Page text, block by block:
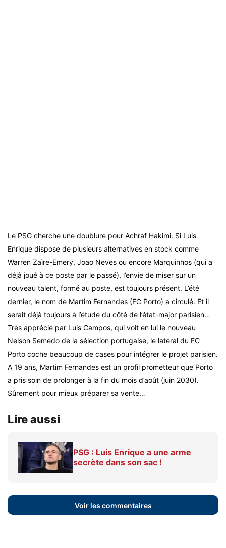
Le PSG cherche une doublure pour Achraf Hakimi. Si Luis
Enrique dispose de plusieurs alternatives en stock comme
Warren Zaïre-Emery, Joao Neves ou encore Marquinhos (qui a
déjà joué à ce poste par le passé), l’envie de miser sur un
nouveau talent, formé au poste, est toujours présent. L’été
dernier, le nom de Martim Fernandes (FC Porto) a circulé. Et il
serait déjà toujours à l’étude du côté de l’état-major parisien…
Très apprécié par Luis Campos, qui voit en lui le nouveau
Nelson Semedo de la sélection portugaise, le latéral du FC
Porto coche beaucoup de cases pour intégrer le projet parisien.
A 19 ans, Martim Fernandes est un profil prometteur que Porto
a pris soin de prolonger à la fin du mois d’août (juin 2030).
Sûrement pour mieux préparer sa vente…
Lire aussi
PSG : Luis Enrique a une arme
secrète dans son sac !
Voir les commentaires